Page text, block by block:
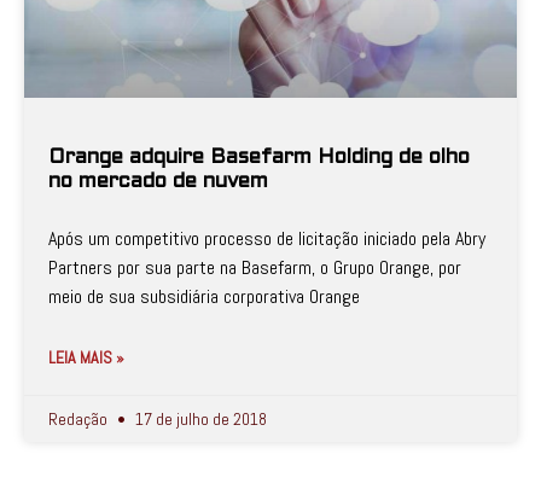
Orange adquire Basefarm Holding de olho
no mercado de nuvem
Após um competitivo processo de licitação iniciado pela Abry
Partners por sua parte na Basefarm, o Grupo Orange, por
meio de sua subsidiária corporativa Orange
LEIA MAIS »
Redação 17 de julho de 2018